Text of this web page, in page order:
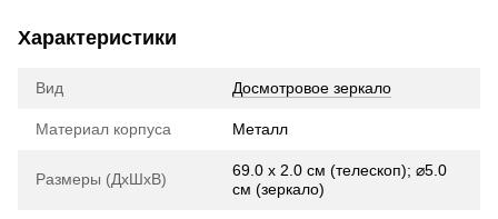
Характеристики
Вид Досмотровое зеркало
Материал корпуса Металл
Размеры (ДхШхВ)
69.0 х 2.0 см (телескоп); ⌀5.0
см (зеркало)